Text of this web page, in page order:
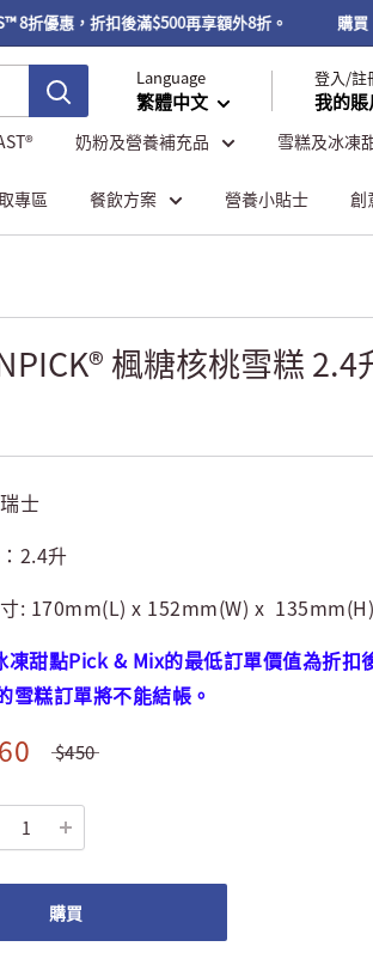
折優惠，折扣後滿$500再享額外8折。 購買
Language
繁體中文
登入/註
我的賬
奶粉及營養補充品 雪糕及冰凍
專區 餐飲方案 營養小貼士 創
楓糖核桃雪糕 2.4
士
2.4升
: 170mm(L) x 152mm(W) x 135mm(H)
凍甜點Pick & Mix的最低訂單價值為折扣
雪糕訂單將不能結帳。
$450
購買